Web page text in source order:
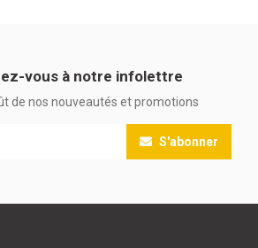
vous à notre infolettre
de nos nouveautés et promotions
S'abonner